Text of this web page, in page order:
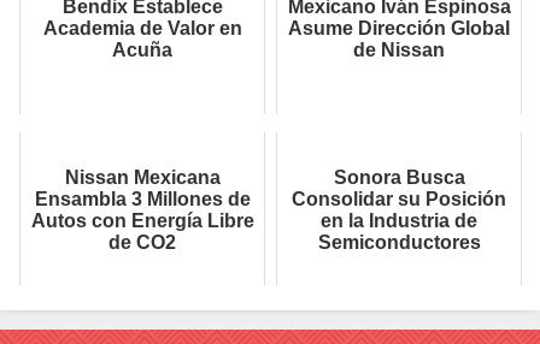
Bendix Establece
Academia de Valor en
Acuña
Mexicano Iván Espinosa
Asume Dirección Global
de Nissan
Nissan Mexicana
Ensambla 3 Millones de
Autos con Energía Libre
de CO2
Sonora Busca
Consolidar su Posición
en la Industria de
Semiconductores